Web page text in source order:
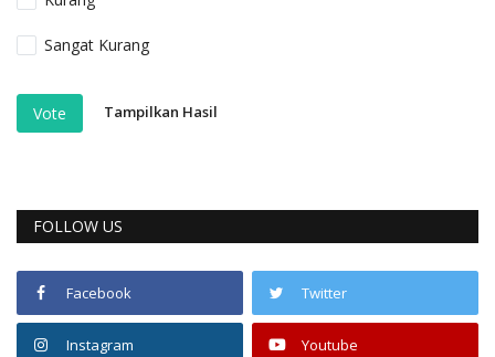
Sangat Kurang
Vote Tampilkan Hasil
FOLLOW US
Facebook Twitter
Instagram Youtube